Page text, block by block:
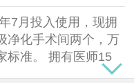
7月投入使用，现拥
净化手术间两个，万
标准。 拥有医师15
医师1人，主治医师9